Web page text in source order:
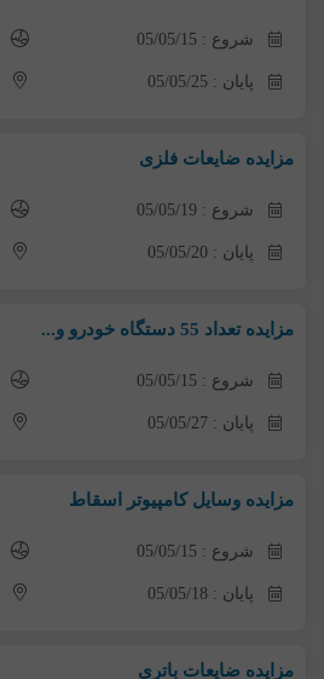
شروع : 05/05/15
پایان : 05/05/25
مزایده ضایعات فلزی
شروع : 05/05/19
پایان : 05/05/20
مزایده تعداد 55 دستگاه خودرو و...
شروع : 05/05/15
پایان : 05/05/27
مزایده وسایل کامپیوتر اسقاط
شروع : 05/05/15
پایان : 05/05/18
مزایده ضایعات باتری